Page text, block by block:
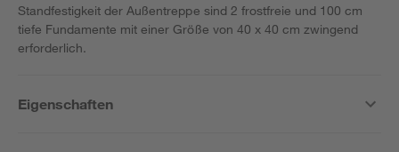
Standfestigkeit der Außentreppe sind 2 frostfreie und 100 cm
tiefe Fundamente mit einer Größe von 40 x 40 cm zwingend
erforderlich.
Eigenschaften